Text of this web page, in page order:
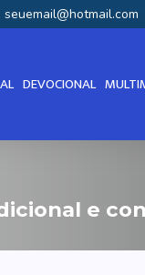
seuemail@hotmail.com
DEVOCIONAL
e